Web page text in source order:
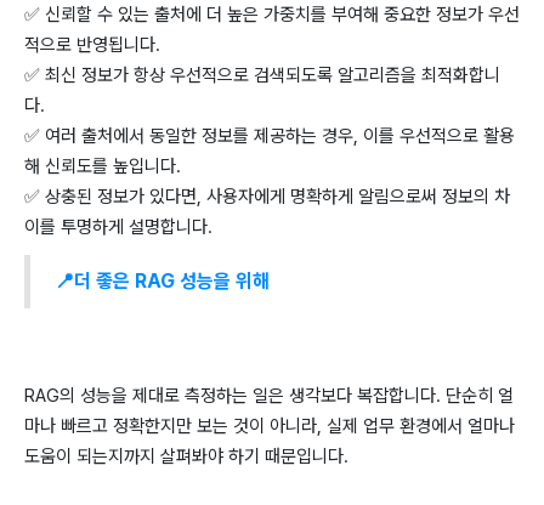
✅ 신뢰할 수 있는 출처에 더 높은 가중치를 부여해 중요한 정보가 우선
적으로 반영됩니다.
✅ 최신 정보가 항상 우선적으로 검색되도록 알고리즘을 최적화합니
다.
✅ 여러 출처에서 동일한 정보를 제공하는 경우, 이를 우선적으로 활용
해 신뢰도를 높입니다.
✅ 상충된 정보가 있다면, 사용자에게 명확하게 알림으로써 정보의 차
이를 투명하게 설명합니다.
📍더 좋은 RAG 성능을 위해
RAG의 성능을 제대로 측정하는 일은 생각보다 복잡합니다. 단순히 얼
마나 빠르고 정확한지만 보는 것이 아니라, 실제 업무 환경에서 얼마나
도움이 되는지까지 살펴봐야 하기 때문입니다.